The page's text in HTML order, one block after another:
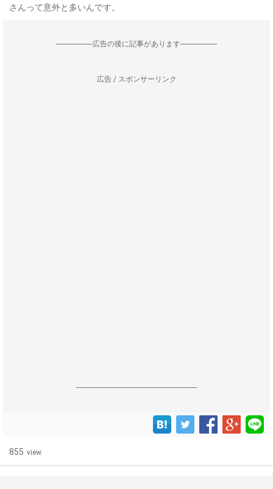
さんって意外と多いんです。
--------------------広告の後に記事があります--------------------
広告 / スポンサーリンク
------------------------------------------------------------------
855 view